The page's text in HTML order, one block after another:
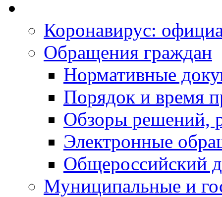
Коронавирус:
Обращения граждан
Нормативные
Порядок и время
Обзоры решений,
Электронные
Общероссийский
Муниципальные и